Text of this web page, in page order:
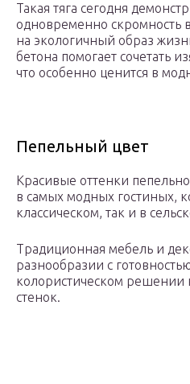
Такая тяга сегодня
одновременно скромность
на экологичный образ
бетона помогает сочетать
что особенно ценится в
Пепельный цвет
Красивые оттенки
в самых модных гостиных,
классическом, так и в
Традиционная мебель и
разнообразии с
колористическом решении
стенок.